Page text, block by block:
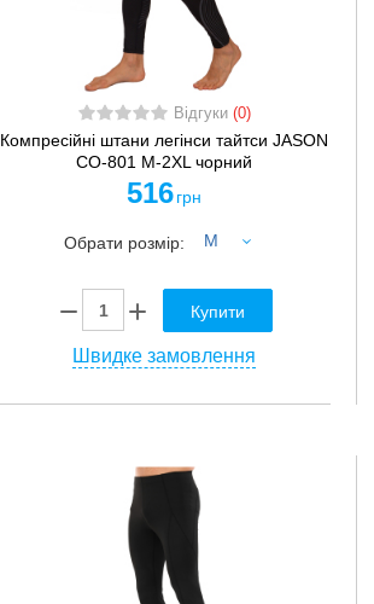
Відгуки (0)
Компресійні штани легінси тайтси JASON
CO-801 M-2XL чорний
516 грн
Обрати розмір: M
Купити
Швидке замовлення